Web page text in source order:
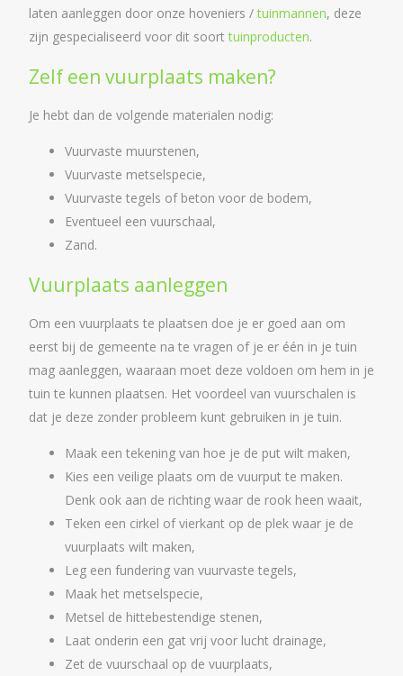
laten aanleggen door onze hoveniers /tuinmannen, deze
zijn gespecialiseerd voor dit soorttuinproducten.
Zelf een vuurplaats maken?
Je hebt dan de volgende materialen nodig:
Vuurvaste muurstenen,
Vuurvaste metselspecie,
Vuurvaste tegels of beton voor de bodem,
Eventueel een vuurschaal,
Zand.
Vuurplaats aanleggen
Om een vuurplaats te plaatsen doe je er goed aan om
eerst bij de gemeente na te vragen of je er één in je tuin
mag aanleggen, waaraan moet deze voldoen om hem in je
tuin te kunnen plaatsen. Het voordeel van vuurschalen is
dat je deze zonder probleem kunt gebruiken in je tuin.
Maak een tekening van hoe je de put wilt maken,
Kies een veilige plaats om de vuurput te maken.
Denk ook aan de richting waar de rook heen waait,
Teken een cirkel of vierkant op de plek waar je de
vuurplaats wilt maken,
Leg een fundering van vuurvaste tegels,
Maak het metselspecie,
Metsel de hittebestendige stenen,
Laat onderin een gat vrij voor lucht drainage,
Zet de vuurschaal op de vuurplaats,